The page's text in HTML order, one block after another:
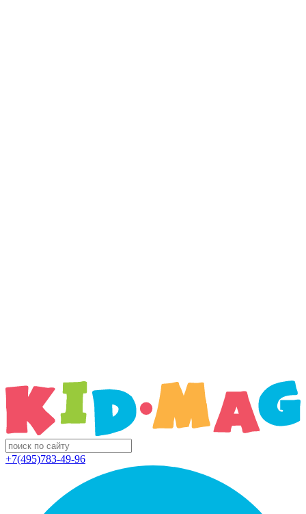
+7(495)783-49-96